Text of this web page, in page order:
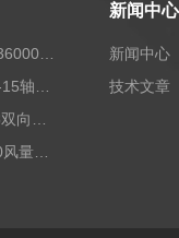
1.1KW11000风量FDZ-5.5不锈钢壁式轴流风机
新闻中心
新闻中心
技术文章